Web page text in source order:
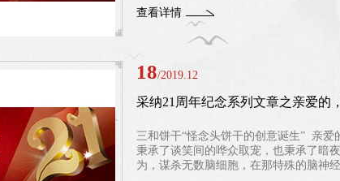
查看详情
18/2019.12
采纳21周年纪念系列文章之亲爱的
三和饼干“怪念头饼干的创意诞生” 亲
秉承了谈笑间的哗众取宠，也秉承了暗
为，谋杀无数脑细胞，在那特殊的脑神